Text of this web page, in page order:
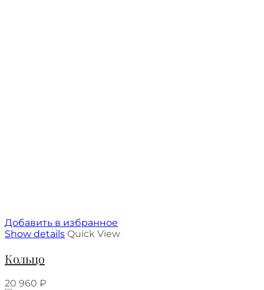
Добавить в избранное
Show details Quick View
Кольцо
20 960 ₽